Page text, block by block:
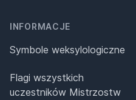
INFORMACJE
Symbole weksylologiczne
Flagi wszystkich
uczestników Mistrzostw